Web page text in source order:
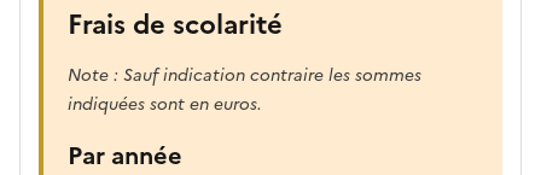
Frais de scolarité
Note : Sauf indication contraire les sommes
indiquées sont en euros.
Par année